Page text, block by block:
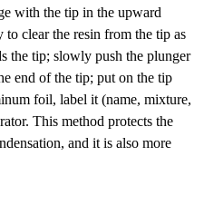
with the tip in the upward
clear the resin from the tip as
the tip; slowly push the plunger
end of the tip; put on the tip
foil, label it (name, mixture,
This method protects the
and it is also more